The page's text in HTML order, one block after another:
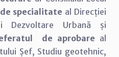
specialitate al Direcției
Dezvoltare Urbană și
de aprobare al
Șef, Studiu geotehnic,